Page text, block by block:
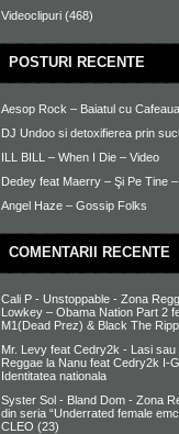
Videoclipuri (468)
POSTURI RECENTE
Aesop Rock – Baiatul cu Cafeaua
DJ Undoo si detoxifierea prin
ILL BILL – When I Die – Video
Dedey feat Maerry – Şi Pe Tine
Angel Haze – Gossip Folks
COMENTARII RECENTE
Cali P - Unstoppable - Zona
Lowkey – Obama Nation Part 2
M1(Dead Prez) & Black The
Mr. Levy feat Cedry2k - Lasi sau
Reggae la Nanu feat Cedry2k I-
Identitatea nationala
Syster Sol - Bland Dom - Zona
din seria “Underrated female
CLEO (23)